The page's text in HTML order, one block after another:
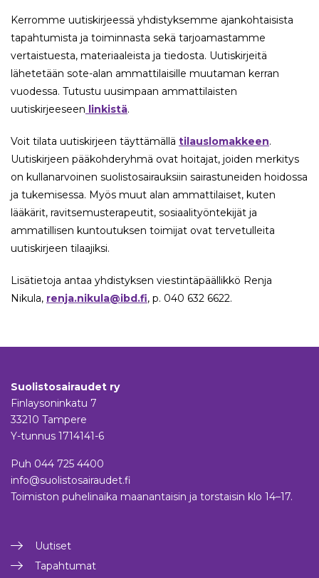
Kerromme uutiskirjeessä yhdistyksemme ajankohtaisista
tapahtumista ja toiminnasta sekä tarjoamastamme
vertaistuesta, materiaaleista ja tiedosta. Uutiskirjeitä
lähetetään sote-alan ammattilaisille muutaman kerran
vuodessa. Tutustu uusimpaan ammattilaisten
uutiskirjeeseen linkistä.
Voit tilata uutiskirjeen täyttämällä tilauslomakkeen.
Uutiskirjeen pääkohderyhmä ovat hoitajat, joiden merkitys
on kullanarvoinen suolistosairauksiin sairastuneiden hoidossa
ja tukemisessa. Myös muut alan ammattilaiset, kuten
lääkärit, ravitsemusterapeutit, sosiaalityöntekijät ja
ammatillisen kuntoutuksen toimijat ovat tervetulleita
uutiskirjeen tilaajiksi.
Lisätietoja antaa yhdistyksen viestintäpäällikkö Renja
Nikula, renja.nikula@ibd.fi, p. 040 632 6622.
Suolistosairaudet ry
Finlaysoninkatu 7
33210 Tampere
Y-tunnus 1714141-6
Puh 044 725 4400
info@suolistosairaudet.fi
Toimiston puhelinaika maanantaisin ja torstaisin klo 14–17.
Uutiset
Tapahtumat